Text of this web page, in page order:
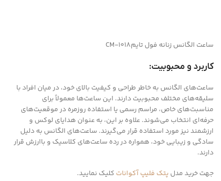
ساعت الگانس زنانه فول تایمCM-1018
کاربرد و محبوبیت:
ساعت‌های الگانس به خاطر طراحی و کیفیت بالای خود، در میان افراد با
سلیقه‌های مختلف محبوبیت دارند. این ساعت‌ها معمولاً برای
مناسبت‌های خاص، مراسم رسمی یا استفاده روزمره در موقعیت‌های
حرفه‌ای انتخاب می‌شوند. علاوه بر این، به عنوان هدایای لوکس و
ارزشمند نیز مورد استفاده قرار می‌گیرند. ساعت‌های الگانس به دلیل
سادگی و زیبایی خود، همواره در رده ساعت‌های کلاسیک و باارزش قرار
دارند.
جهت خرید مدل پتک فلیپ آکوانات کلیک نمایید.